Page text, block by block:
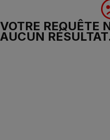
VOTRE REQUÊTE
AUCUN